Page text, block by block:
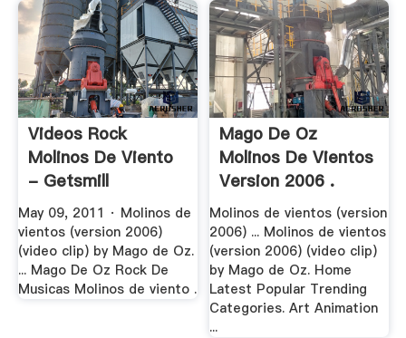
Videos Rock
Molinos De Viento
- Getsmill
May 09, 2011 · Molinos de
vientos (version 2006)
(video clip) by Mago de Oz.
... Mago De Oz Rock De
Musicas Molinos de viento .
Mago De Oz
Molinos De Vientos
Version 2006 .
Molinos de vientos (version
2006) ... Molinos de vientos
(version 2006) (video clip)
by Mago de Oz. Home
Latest Popular Trending
Categories. Art Animation
...